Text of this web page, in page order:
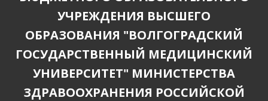
УЧРЕЖДЕНИЯ ВЫСШЕГО
ОБРАЗОВАНИЯ "ВОЛГОГРАДСКИЙ
ГОСУДАРСТВЕННЫЙ МЕДИЦИНСКИЙ
УНИВЕРСИТЕТ" МИНИСТЕРСТВА
ЗДРАВООХРАНЕНИЯ РОССИЙСКОЙ